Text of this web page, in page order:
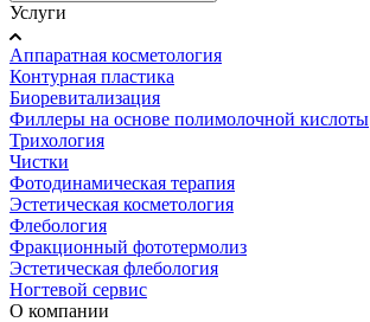
Услуги
Аппаратная косметология
Контурная пластика
Биоревитализация
Филлеры на основе полимолочной кислоты
Трихология
Чистки
Фотодинамическая терапия
Эстетическая косметология
Флебология
Фракционный фототермолиз
Эстетическая флебология
Ногтевой сервис
О компании